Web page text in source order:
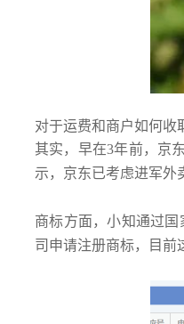
双软评估
对于运费和商户如何收
其实，早在3年前，京
示，京东已考虑进军外
商标方面，小知通过
司申请注册商标，目前